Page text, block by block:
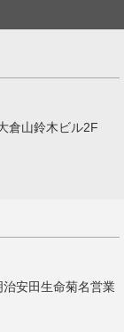
倉山鈴木ビル2F
安田生命菊名営業